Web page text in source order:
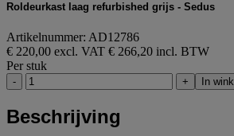
Roldeurkast laag refurbished grijs - Sedus
Artikelnummer: AD12786
€ 220,00 excl. VAT € 266,20 incl. BTW
Per stuk
- + In
Beschrijving